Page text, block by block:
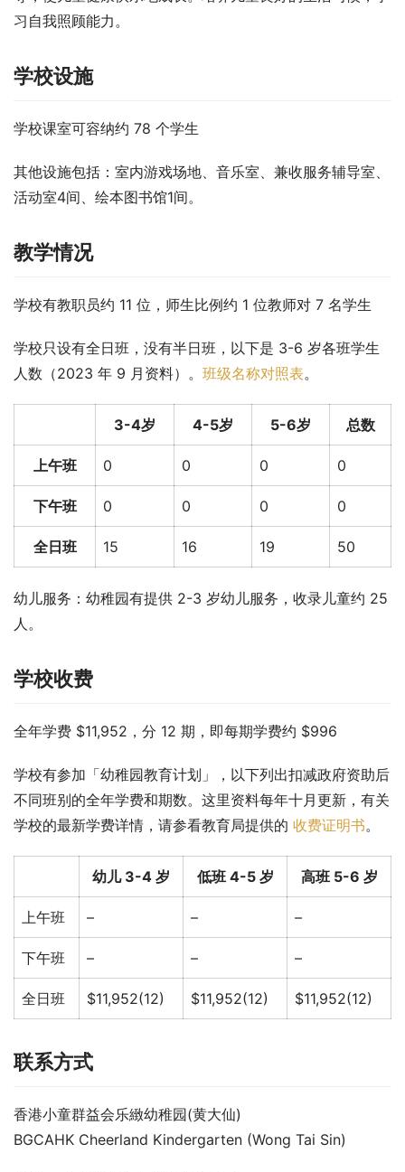
习自我照顾能力。
学校设施
学校课室可容纳约 78 个学生
其他设施包括：室内游戏场地、音乐室、兼收服务辅导室、
活动室4间、绘本图书馆1间。
教学情况
学校有教职员约 11 位，师生比例约 1 位教师对 7 名学生
学校只设有全日班，没有半日班，以下是 3-6 岁各班学生
人数（2023 年 9 月资料）。 班级名称对照表。
3-4岁 4-5岁 5-6岁 总数
上午班 0 0 0 0
下午班 0 0 0 0
全日班 15 16 19 50
幼儿服务：幼稚园有提供 2-3 岁幼儿服务，收录儿童约 25
人。
学校收费
全年学费 $11,952，分 12 期，即每期学费约 $996
学校有参加「幼稚园教育计划」，以下列出扣减政府资助后
不同班别的全年学费和期数。这里资料每年十月更新，有关
学校的最新学费详情，请参看教育局提供的 收费证明书。
幼儿 3-4 岁 低班 4-5 岁 高班 5-6 岁
上午班 – – –
下午班 – – –
全日班 $11,952(12) $11,952(12) $11,952(12)
联系方式
香港小童群益会乐緻幼稚园(黄大仙)
BGCAHK Cheerland Kindergarten (Wong Tai Sin)